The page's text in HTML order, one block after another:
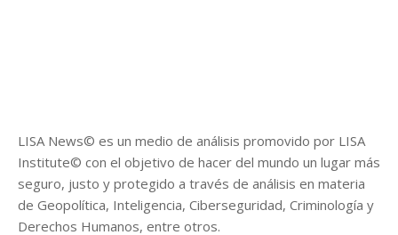
LISA News© es un medio de análisis promovido por LISA
Institute© con el objetivo de hacer del mundo un lugar más
seguro, justo y protegido a través de análisis en materia
de Geopolítica, Inteligencia, Ciberseguridad, Criminología y
Derechos Humanos, entre otros.